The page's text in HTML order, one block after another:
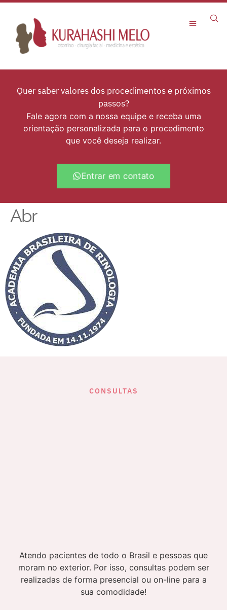
Quer saber valores dos procedimentos e próximos
passos?
Fale agora com a nossa equipe e receba uma
orientação personalizada para o procedimento
que você deseja realizar.
Entrar em contato
Abr
CONSULTAS
Atendo pacientes de todo o Brasil e pessoas que
moram no exterior. Por isso, consultas podem ser
realizadas de forma presencial ou on-line para a
sua comodidade!